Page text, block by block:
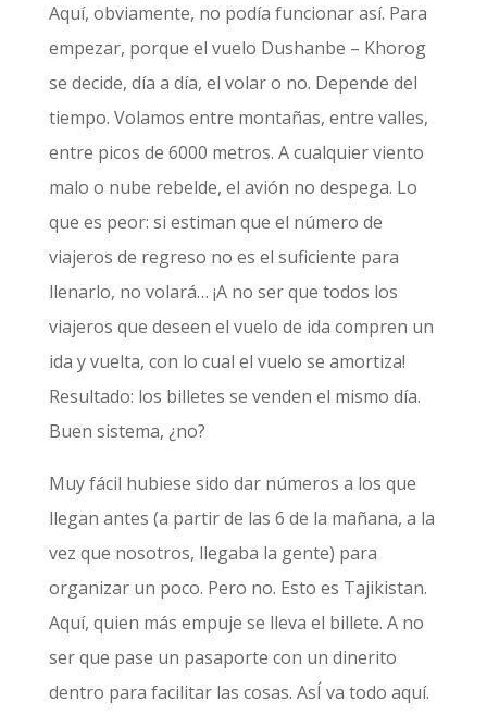
Aquí, obviamente, no podía funcionar así. Para
empezar, porque el vuelo Dushanbe – Khorog
se decide, día a día, el volar o no. Depende del
tiempo. Volamos entre montañas, entre valles,
entre picos de 6000 metros. A cualquier viento
malo o nube rebelde, el avión no despega. Lo
que es peor: si estiman que el número de
viajeros de regreso no es el suficiente para
llenarlo, no volará… ¡A no ser que todos los
viajeros que deseen el vuelo de ida compren un
ida y vuelta, con lo cual el vuelo se amortiza!
Resultado: los billetes se venden el mismo día.
Buen sistema, ¿no?
Muy fácil hubiese sido dar números a los que
llegan antes (a partir de las 6 de la mañana, a la
vez que nosotros, llegaba la gente) para
organizar un poco. Pero no. Esto es Tajikistan.
Aquí, quien más empuje se lleva el billete. A no
ser que pase un pasaporte con un dinerito
dentro para facilitar las cosas. AsÍ va todo aquí.